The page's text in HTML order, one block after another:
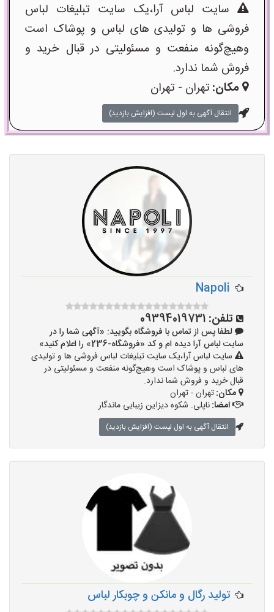
سایت لباس آرا،یک سایت تبلیغات لباس
فروشی ها و تولیدی های لباس و پوشاک است
وهیچ‌گونه منفعت و مسئولیتی در قبال خرید و
فروش شما ندارد.
مکان:تهران - تهران
انتقال آگهی به اول لیست (افزایش بازدید)
Napoli
تلفن: 09394019731
لطفا پس از تماس با فروشگاه بگویید: «آگهی شما را در
سایت لباس آرا دیده ام و کد «فروشگاه-236» را اعلام کنید»
سایت لباس آرا،یک سایت تبلیغات لباس فروشی ها و تولیدی
های لباس و پوشاک است وهیچ‌گونه منفعت و مسئولیتی در
قبال خرید و فروش شما ندارد.
مکان:تهران - تهران
امضا:ناپلی. شکوه دیزاین زیبایی ماندگار
انتقال آگهی به اول لیست (افزایش بازدید)
تولید رگال و مانکن و چوبکار لباس